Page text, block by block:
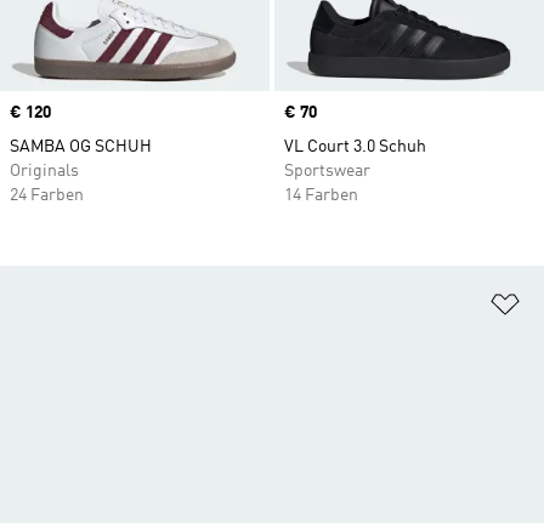
Price
€ 120
SAMBA OG SCHUH
Originals
24 Farben
Price
€ 70
VL Court 3.0 Schuh
Sportswear
14 Farben